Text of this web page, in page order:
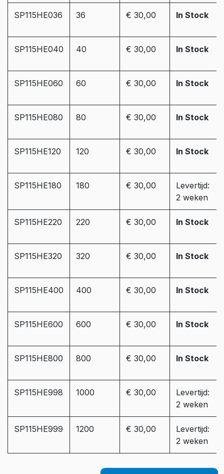
SP115HE036 36 € 30,00 In Stock
SP115HE040 40 € 30,00 In Stock
SP115HE060 60 € 30,00 In Stock
SP115HE080 80 € 30,00 In Stock
SP115HE120 120 € 30,00 In Stock
SP115HE180 180 € 30,00
Levertijd:
2 weken
SP115HE220 220 € 30,00 In Stock
SP115HE320 320 € 30,00 In Stock
SP115HE400 400 € 30,00 In Stock
SP115HE600 600 € 30,00 In Stock
SP115HE800 800 € 30,00 In Stock
SP115HE998 1000 € 30,00
Levertijd:
2 weken
SP115HE999 1200 € 30,00
Levertijd:
2 weken